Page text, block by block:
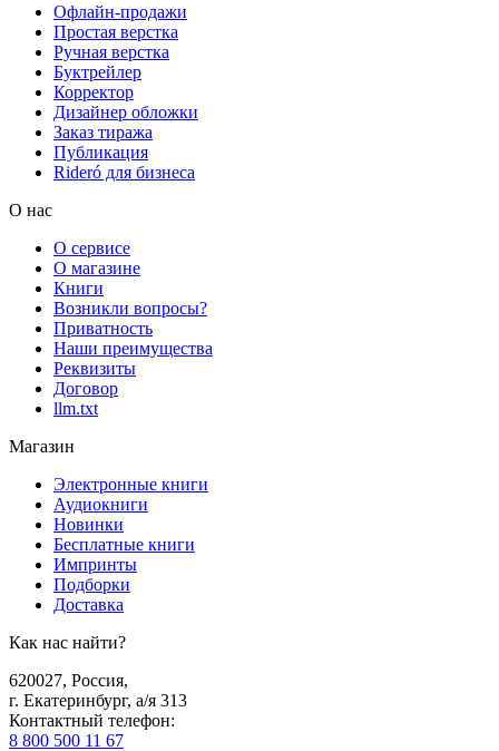
Офлайн-продажи
Простая верстка
Ручная верстка
Буктрейлер
Корректор
Дизайнер обложки
Заказ тиража
Публикация
Rideró для бизнеса
О нас
О сервисе
О магазине
Книги
Возникли вопросы?
Приватность
Наши преимущества
Реквизиты
Договор
llm.txt
Магазин
Электронные книги
Аудиокниги
Новинки
Бесплатные книги
Импринты
Подборки
Доставка
Как нас найти?
620027, Россия,
г. Екатеринбург, а/я 313
Контактный телефон:
8 800 500 11 67